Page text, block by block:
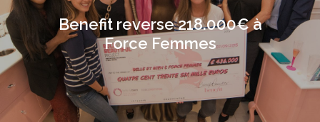
Benefit reverse 218.000€ à
Force Femmes